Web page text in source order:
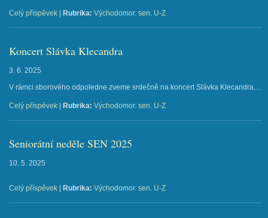
Celý příspěvek Rubrika: Východomor. sen. U-Z
Koncert Slávka Klecandra
3. 6. 2025
V rámci sborového odpoledne zveme srdečně na koncert Slávka Klecandra…
Celý příspěvek Rubrika: Východomor. sen. U-Z
Seniorátní neděle SEN 2025
10. 5. 2025
Celý příspěvek Rubrika: Východomor. sen. U-Z